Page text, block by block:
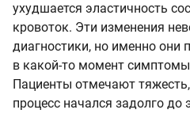
ухудшается эластичность
кровоток. Эти изменения
диагностики, но именно они
в какой-то момент
Пациенты отмечают тяжесть,
процесс начался задолго до